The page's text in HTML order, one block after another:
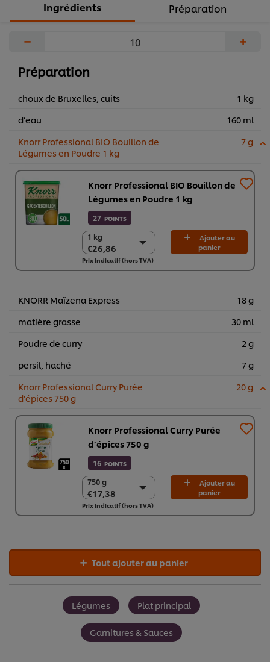
Ingrédients Préparation
− +
Préparation
choux de Bruxelles, cuits
1 kg
d’eau
160 ml
Knorr Professional BIO Bouillon de
Légumes en Poudre 1 kg
7 g
Knorr Professional BIO Bouillon de
Légumes en Poudre 1 kg
27 POINTS
1 kg
€26,86
1 kg
€26,86
6 x 1 kg
Ajouter au
panier
Prix indicatif (hors TVA)
KNORR Maïzena Express
18 g
matière grasse
30 ml
Poudre de curry
2 g
persil, haché
7 g
Knorr Professional Curry Purée
d’épices 750 g
20 g
Knorr Professional Curry Purée
d’épices 750 g
16 POINTS
750 g
€17,38
750 g
€17,38
2 x 750g
Ajouter au
panier
Prix indicatif (hors TVA)
Tout ajouter au panier
Légumes Plat principal
Garnitures & Sauces